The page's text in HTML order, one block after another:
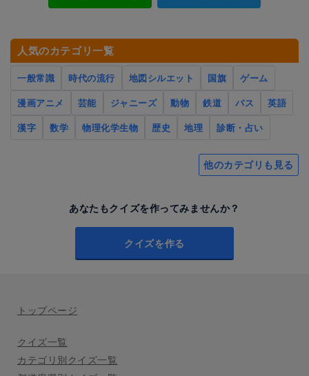
人気のカテゴリ一覧
一般常識 時代の流行 地図シルエット 国旗
ゲーム
漫画アニメ
芸能 ジャニーズ 動物 鉄道 バス
英語
漢字
数学 物理化学生物 歴史 地理 診断・占い
他のカテゴリも見る
あなたもクイズを作ってみませんか？
クイズを作る
トップページ
クイズ一覧
カテゴリ別クイズ一覧